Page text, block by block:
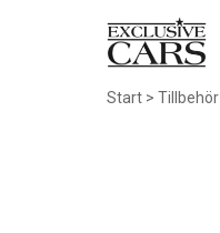
Start > Tillbehör